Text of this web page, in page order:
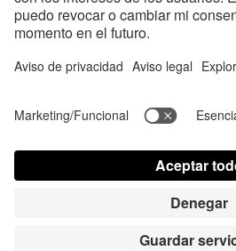
marcas comerciales de
Contact us today
Instrucciones Contacto